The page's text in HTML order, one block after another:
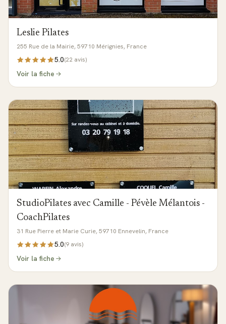
Leslie Pilates
255 Rue de la Mairie, 59710 Mérignies, France
5.0(22 avis)
Voir la fiche
StudioPilates avec Camille - Pévèle Mélantois -
CoachPilates
31 Rue Pierre et Marie Curie, 59710 Ennevelin, France
5.0(9 avis)
Voir la fiche